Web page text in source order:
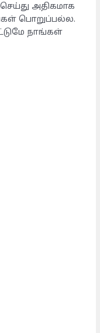
அதிகமாக
பொறுப்பல்ல.
நாங்கள்